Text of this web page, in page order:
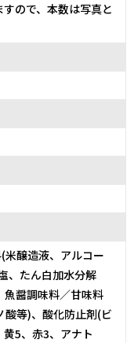
ので、本数は写真と
醸造液、アルコー
、たん白加水分解
醤調味料／甘味料
酸等)、酸化防止剤(ビ
5、赤3、アナト